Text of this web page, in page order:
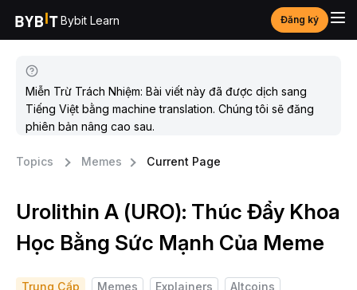
Bybit Learn Đăng ký
Miễn Trừ Trách Nhiệm: Bài viết này đã được dịch sang
Tiếng Việt bằng machine translation. Chúng tôi sẽ đăng
phiên bản nâng cao sau.
Topics Memes Current Page
Urolithin A (URO): Thúc Đẩy Khoa
Học Bằng Sức Mạnh Của Meme
Trung Cấp Memes Explainers
Altcoins